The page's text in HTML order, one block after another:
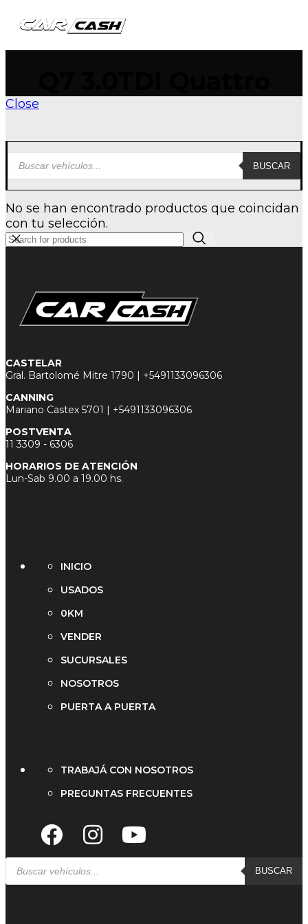
Close
BUSCAR
No se han encontrado productos que coincidan
con tu selección.
CASTELAR
Gral. Bartolomé Mitre 1790 | +5491133096306
CANNING
Mariano Castex 5701 | +5491133096306
POSTVENTA
11 3309 - 6306
HORARIOS DE ATENCIÓN
Lun-Sab 9.00 a 19.00 hs.
INICIO
USADOS
0KM
VENDER
SUCURSALES
NOSOTROS
PUERTA A PUERTA
TRABAJÁ CON NOSOTROS
PREGUNTAS FRECUENTES
BUSCAR